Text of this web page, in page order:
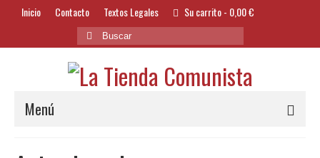
Inicio Contacto Textos Legales Su carrito- 0,00€
Buscar
por:
Menú